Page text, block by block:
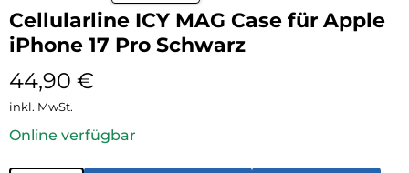
Cellularline ICY MAG Case für Apple
iPhone 17 Pro Schwarz
44,90 €
inkl. MwSt.
Online verfügbar